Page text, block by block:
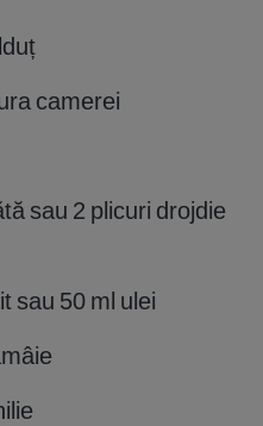
camerei
sau 2 plicuri drojdie
sau 50 ml ulei